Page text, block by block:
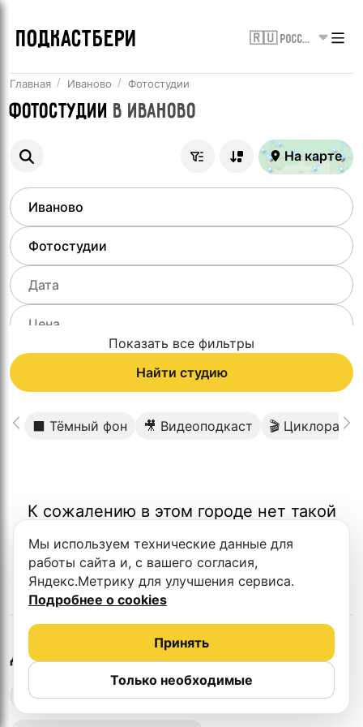
ПОДКАСТБЕРИ 🇷🇺 Россия
Главная Иваново Фотостудии
Фотостудии в Иваново
На карте
Показать все фильтры
Найти студию
⬛️ Тёмный фон 🎥 Видеоподкаст 🎬 Циклорама
К сожалению в этом городе нет такой
Другие студии в Иваново
Выездная запись подкастов
Мы используем технические данные для
работы сайта и, с вашего согласия,
Яндекс.Метрику для улучшения сервиса.
Подробнее о cookies
Только необходимые
Принять